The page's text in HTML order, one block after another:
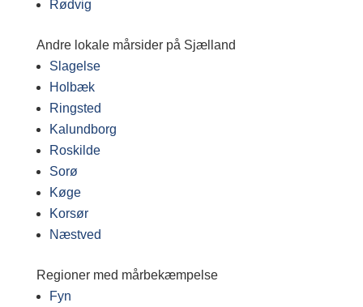
Rødvig
Andre lokale mårsider på Sjælland
Slagelse
Holbæk
Ringsted
Kalundborg
Roskilde
Sorø
Køge
Korsør
Næstved
Regioner med mårbekæmpelse
Fyn